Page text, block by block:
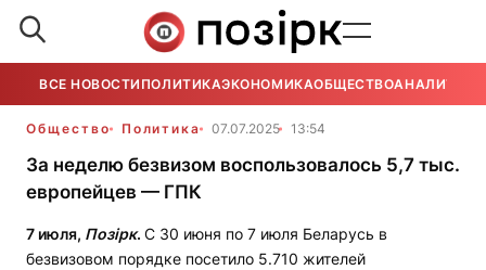
ВСЕ НОВОСТИ ПОЛИТИКАЭКОНОМИКАОБЩЕСТВОАНАЛИТИКА
Общество Политика 07.07.2025 13:54
За неделю безвизом воспользовалось 5,7 тыс.
европейцев — ГПК
7 июля, Позірк. С 30 июня по 7 июля Беларусь в
безвизовом порядке посетило 5.710 жителей